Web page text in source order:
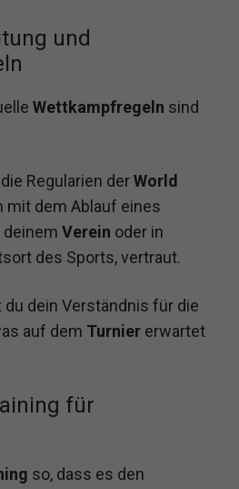
und
Wettkampfregeln sind
Regularien derWorld
mit dem Ablauf eines
Verein oder in
des Sports, vertraut.
dein Verständnis für die
auf dem Turnier erwartet
für
so, dass es den